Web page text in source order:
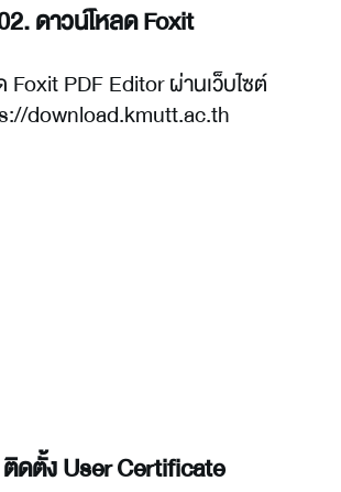
ดาวน์โหลด Foxit
download.kmutt.ac.th
ดตั้ง User Certificate